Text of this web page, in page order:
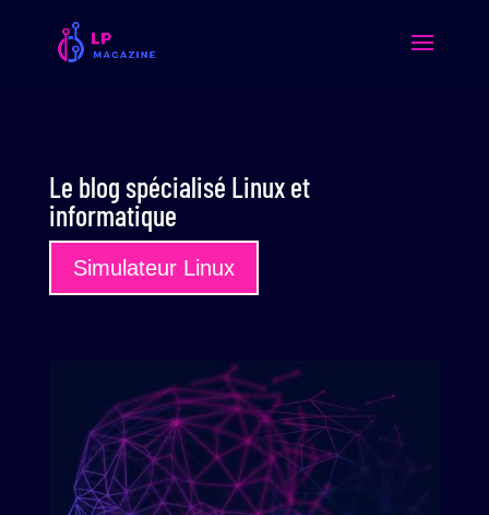
Le blog spécialisé Linux et
informatique
Simulateur Linux